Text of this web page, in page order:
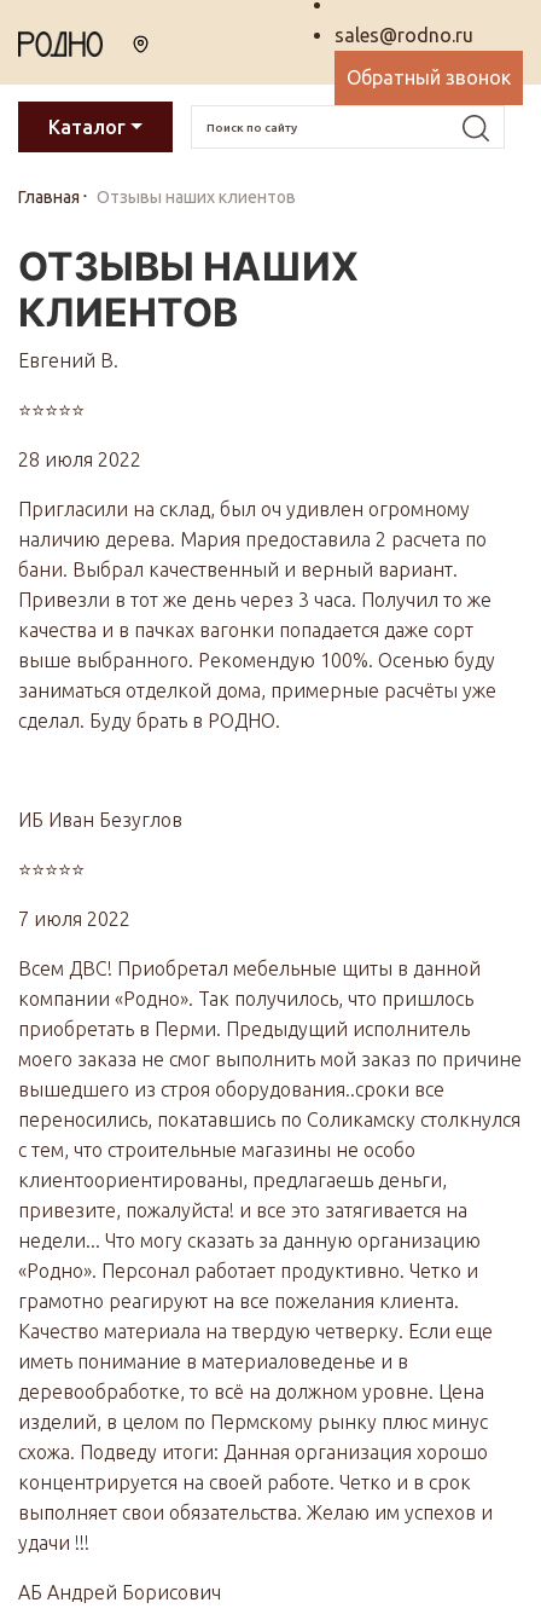
sales@rodno.ru
Обратный звонок
Каталог
Главная Отзывы наших клиентов
ОТЗЫВЫ НАШИХ
КЛИЕНТОВ
Евгений В.
⭐⭐⭐⭐⭐
28 июля 2022
Пригласили на склад, был оч удивлен огромному
наличию дерева. Мария предоставила 2 расчета по
бани. Выбрал качественный и верный вариант.
Привезли в тот же день через 3 часа. Получил то же
качества и в пачках вагонки попадается даже сорт
выше выбранного. Рекомендую 100%. Осенью буду
заниматься отделкой дома, примерные расчёты уже
сделал. Буду брать в РОДНО.
ИБ Иван Безуглов
⭐⭐⭐⭐⭐
7 июля 2022
Всем ДВС! Приобретал мебельные щиты в данной
компании «Родно». Так получилось, что пришлось
приобретать в Перми. Предыдущий исполнитель
моего заказа не смог выполнить мой заказ по причине
вышедшего из строя оборудования..сроки все
переносились, покатавшись по Соликамску столкнулся
с тем, что строительные магазины не особо
клиентоориентированы, предлагаешь деньги,
привезите, пожалуйста! и все это затягивается на
недели... Что могу сказать за данную организацию
«Родно». Персонал работает продуктивно. Четко и
грамотно реагируют на все пожелания клиента.
Качество материала на твердую четверку. Если еще
иметь понимание в материаловеденье и в
деревообработке, то всё на должном уровне. Цена
изделий, в целом по Пермскому рынку плюс минус
схожа. Подведу итоги: Данная организация хорошо
концентрируется на своей работе. Четко и в срок
выполняет свои обязательства. Желаю им успехов и
удачи !!!
АБ Андрей Борисович